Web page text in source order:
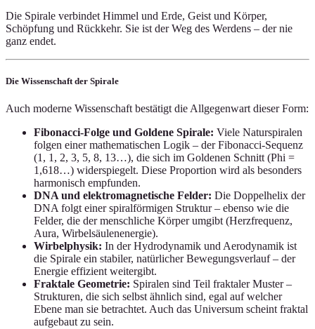
Die Spirale verbindet Himmel und Erde, Geist und Körper,
Schöpfung und Rückkehr. Sie ist der Weg des Werdens – der nie
ganz endet.
Die Wissenschaft der Spirale
Auch moderne Wissenschaft bestätigt die Allgegenwart dieser Form:
Fibonacci-Folge und Goldene Spirale: Viele Naturspiralen
folgen einer mathematischen Logik – der Fibonacci-Sequenz
(1, 1, 2, 3, 5, 8, 13…), die sich im Goldenen Schnitt (Phi =
1,618…) widerspiegelt. Diese Proportion wird als besonders
harmonisch empfunden.
DNA und elektromagnetische Felder: Die Doppelhelix der
DNA folgt einer spiralförmigen Struktur – ebenso wie die
Felder, die der menschliche Körper umgibt (Herzfrequenz,
Aura, Wirbelsäulenenergie).
Wirbelphysik: In der Hydrodynamik und Aerodynamik ist
die Spirale ein stabiler, natürlicher Bewegungsverlauf – der
Energie effizient weitergibt.
Fraktale Geometrie: Spiralen sind Teil fraktaler Muster –
Strukturen, die sich selbst ähnlich sind, egal auf welcher
Ebene man sie betrachtet. Auch das Universum scheint fraktal
aufgebaut zu sein.